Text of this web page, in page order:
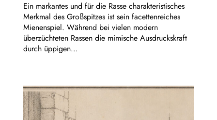
Ein markantes und für die Rasse charakteristisches
Merkmal des Großspitzes ist sein facettenreiches
Mienenspiel. Während bei vielen modern
überzüchteten Rassen die mimische Ausdruckskraft
durch üppigen…